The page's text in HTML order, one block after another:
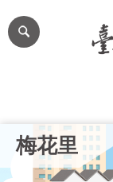
跳到主要內容區塊
網
站
梅花里